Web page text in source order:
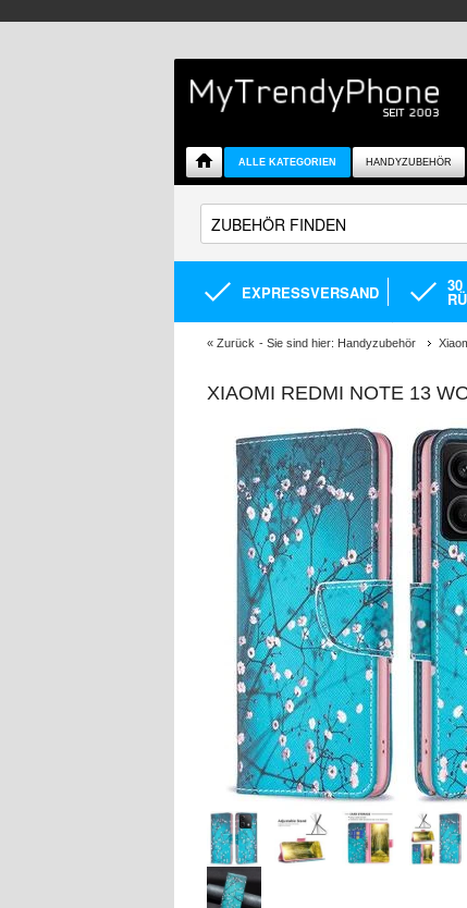
ALLE KATEGORIEN HANDYZUBEHÖR
EXPRESSVERSAND 30
« Zurück - Sie sind hier: Handyzubehör
XIAOMI REDMI NOTE 13